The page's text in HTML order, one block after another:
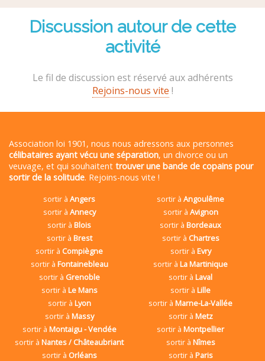
Discussion autour de cette
activité
Le fil de discussion est réservé aux adhérents
Rejoins-nous vite !
Association loi 1901, nous nous adressons aux personnes
célibataires ayant vécu une séparation, un divorce ou un
veuvage, et qui souhaitent trouver une bande de copains pour
sortir de la solitude. Rejoins-nous vite !
sortir àAngers sortir àAngoulême
sortir à Annecy sortir à Avignon
sortir àBlois sortir àBordeaux
sortir à Brest sortir à Chartres
sortir à Compiègne sortir à Evry
sortir à Fontainebleau sortir àLa Martinique
sortir à Grenoble sortir àLaval
sortir à Le Mans sortir àLille
sortir à Lyon sortir àMarne-La-Vallée
sortir à Massy sortir à Metz
sortir à Montaigu - Vendée sortir àMontpellier
sortir àNantes / Châteaubriant sortir à Nîmes
sortir à Orléans sortir à Paris